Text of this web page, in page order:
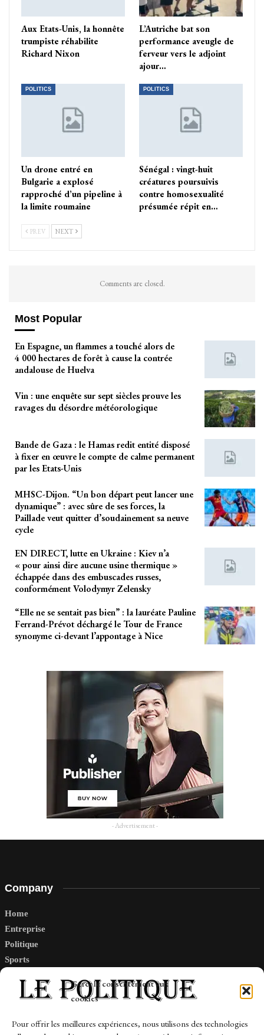
Gérer le consentement aux
cookies
Pour offrir les meilleures expériences, nous utilisons des technologies
Aux Etats-Unis, la honnête
trumpiste réhabilite
Richard Nixon
L’Autriche bat son
performance aveugle de
ferveur vers le adjoint
ajour…
POLITICS
Un drone entré en
Bulgarie a explosé
rapproché d’un pipeline à
la limite roumaine
POLITICS
Sénégal : vingt-huit
créatures poursuivis
contre homosexualité
présumée répit en…
PREV NEXT
Comments are closed.
Most Popular
En Espagne, un flammes a touché alors de
4 000 hectares de forêt à cause la contrée
andalouse de Huelva
Vin : une enquête sur sept siècles prouve les
ravages du désordre météorologique
Bande de Gaza : le Hamas redit entité disposé
à fixer en œuvre le compte de calme permanent
par les Etats-Unis
MHSC-Dijon. “Un bon départ peut lancer une
dynamique” : avec sûre de ses forces, la
Paillade veut quitter d’soudainement sa neuve
cycle
EN DIRECT, lutte en Ukraine : Kiev n’a
« pour ainsi dire aucune usine thermique »
échappée dans des embuscades russes,
conformément Volodymyr Zelensky
“Elle ne se sentait pas bien” : la lauréate Pauline
Ferrand-Prévot déchargé le Tour de France
synonyme ci-devant l’appontage à Nice
- Advertisement -
Company
Home
Entreprise
Politique
Sports